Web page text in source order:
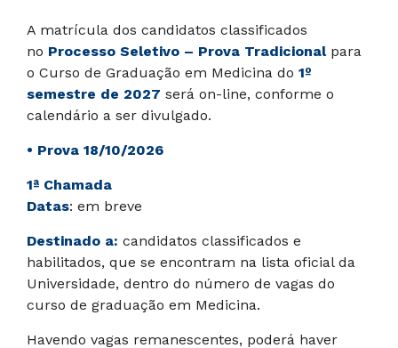
A matrícula dos candidatos classificados
no Processo Seletivo – Prova Tradicional para
o Curso de Graduação em Medicina do 1º
semestre de 2027 será on-line, conforme o
calendário a ser divulgado.
• Prova 18/10/2026
1ª Chamada
Datas: em breve
Destinado a: candidatos classificados e
habilitados, que se encontram na lista oficial da
Universidade, dentro do número de vagas do
curso de graduação em Medicina.
Havendo vagas remanescentes, poderá haver